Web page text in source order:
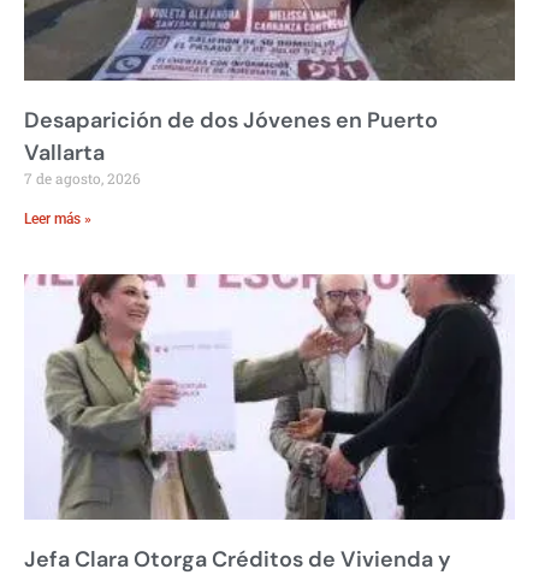
Desaparición de dos Jóvenes en Puerto
Vallarta
7 de agosto, 2026
Leer más »
Jefa Clara Otorga Créditos de Vivienda y